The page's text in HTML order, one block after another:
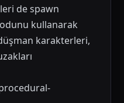
de spawn
kullanarak
karakterleri,